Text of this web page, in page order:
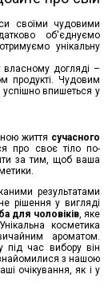
своїми чудовими
об'єднуємо
отримуємо унікальну
власному догляді –
продукті.Чудовим
успішно впишеться у
життя сучасного
про своє тіло по-
за тим, щоб ваша
результатами
рішення у вигляді
для чоловіків, яке
косметика
ароматом.
під час виборувін
з нашою
очікування, як і у